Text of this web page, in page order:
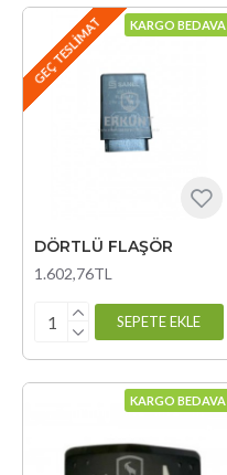
KARGO BEDAVA
GEÇ TESLIMAT
DÖRTLÜ FLAŞÖR
1.602,76TL
SEPETE EKLE
KARGO BEDAVA